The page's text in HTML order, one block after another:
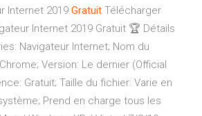
Internet 2019 Gratuit Télécharger
Internet 2019 Gratuit 🏆 Détails
Navigateur Internet; Nom du
Version: Le dernier (Official
Gratuit; Taille du fichier: Varie en
Prend en charge tous les